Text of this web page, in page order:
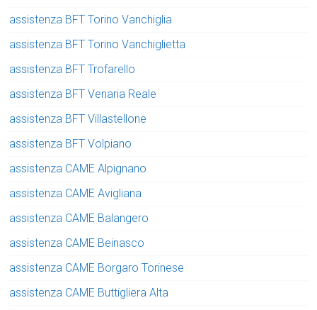
assistenza BFT Torino Vanchiglia
assistenza BFT Torino Vanchiglietta
assistenza BFT Trofarello
assistenza BFT Venaria Reale
assistenza BFT Villastellone
assistenza BFT Volpiano
assistenza CAME Alpignano
assistenza CAME Avigliana
assistenza CAME Balangero
assistenza CAME Beinasco
assistenza CAME Borgaro Torinese
assistenza CAME Buttigliera Alta